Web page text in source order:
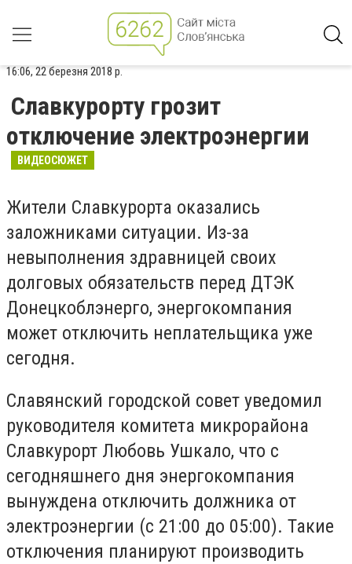
16:06, 22 березня 2018 р.
Славкурорту грозит
отключение электроэнергии
ВИДЕОСЮЖЕТ
Жители Славкурорта оказались
заложниками ситуации. Из-за
невыполнения здравницей своих
долговых обязательств перед ДТЭК
Донецкоблэнерго, энергокомпания
может отключить неплательщика уже
сегодня.
Славянский городской совет уведомил
руководителя комитета микрорайона
Славкурорт Любовь Ушкало, что с
сегодняшнего дня энергокомпания
вынуждена отключить должника от
электроэнергии (с 21:00 до 05:00). Такие
отключения планируют производить